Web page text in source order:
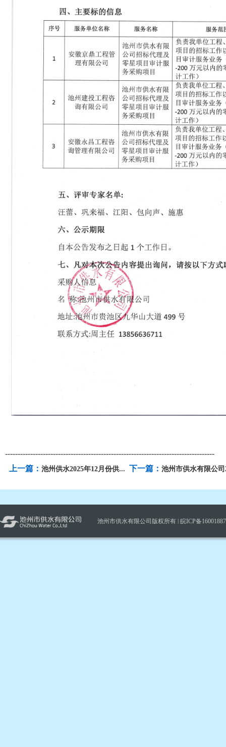
-----------------------------------------------------------------------------------
上一篇： 池州供水2025年12月份供... 下一篇： 池州市供水有限公司
池州市供水有限公司版权所有 | 皖ICP备